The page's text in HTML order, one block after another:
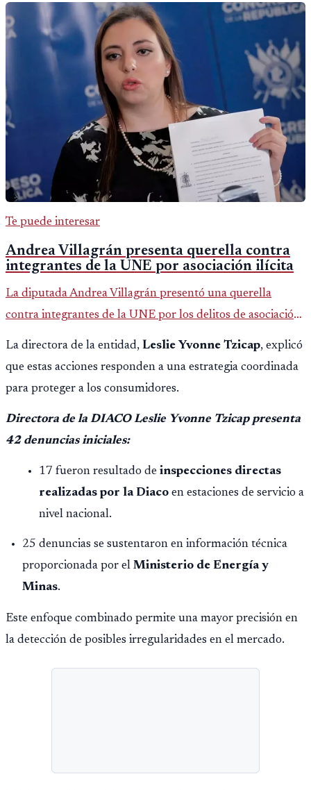
Te puede interesar
Andrea Villagrán presenta querella contra
integrantes de la UNE por asociación ilícita
La diputada Andrea Villagrán presentó una querella
contra integrantes de la UNE por los delitos de asociación
ilícita, terrorismo y sedición.
La directora de la entidad, Leslie Yvonne Tzicap, explicó
que estas acciones responden a una estrategia coordinada
para proteger a los consumidores.
Directora de la DIACO Leslie Yvonne Tzicap presenta
42 denuncias iniciales:
17 fueron resultado de inspecciones directas
realizadas por la Diaco en estaciones de servicio a
nivel nacional.
25 denuncias se sustentaron en información técnica
proporcionada por el Ministerio de Energía y
Minas.
Este enfoque combinado permite una mayor precisión en
la detección de posibles irregularidades en el mercado.